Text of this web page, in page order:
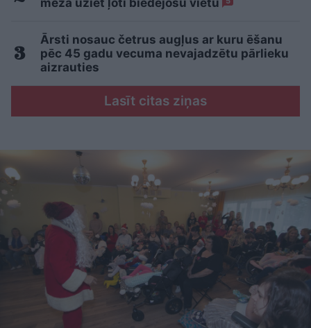
mežā uziet ļoti biedējošu vietu
Ārsti nosauc četrus augļus ar kuru ēšanu
pēc 45 gadu vecuma nevajadzētu pārlieku
aizrauties
Lasīt citas ziņas